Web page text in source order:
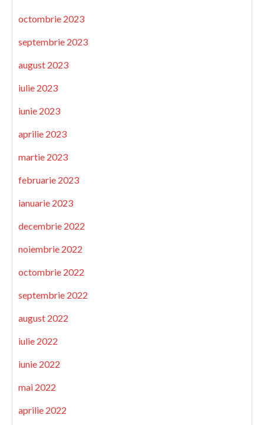
octombrie 2023
septembrie 2023
august 2023
iulie 2023
iunie 2023
aprilie 2023
martie 2023
februarie 2023
ianuarie 2023
decembrie 2022
noiembrie 2022
octombrie 2022
septembrie 2022
august 2022
iulie 2022
iunie 2022
mai 2022
aprilie 2022